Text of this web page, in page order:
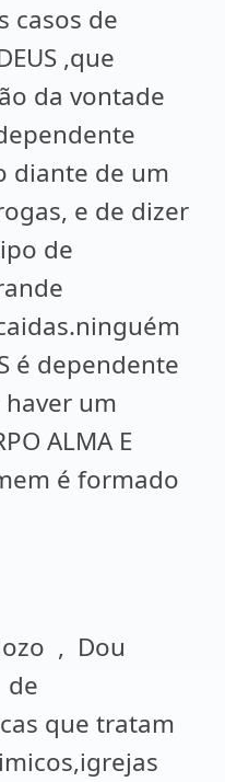
casos de
,que
da vontade
diante de um
e de dizer
de
é dependente
um
ALMA E
é formado
, Dou
de
que tratam